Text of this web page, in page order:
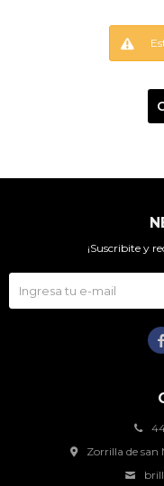
Zorrilla de
¡Suscribite y
